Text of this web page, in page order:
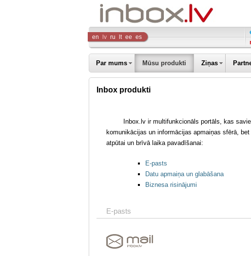
Inbox
Company
en lv ru lt ee es
Par mums Mūsu produkti Ziņas
Inbox produkti
Inbox.lv ir multifunkcionāls portāls, kas
komunikācijas un informācijas apmaiņas sfērā,
atpūtai un brīvā laika pavadīšanai:
E-pasts
Datu apmaiņa un glabāšana
Biznesa risinājumi
E-pasts